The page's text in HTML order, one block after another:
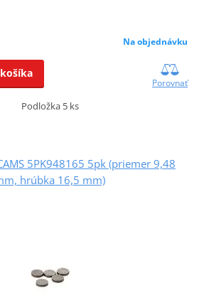
Na objednávku
Porovnať
Podložka 5 ks
5PK948165 5pk (priemer 9,48
hrúbka 16,5 mm)